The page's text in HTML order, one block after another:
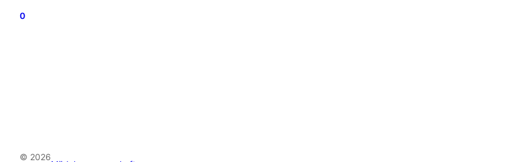
0
© 2026